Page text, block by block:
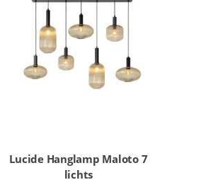
Lucide Hanglamp Maloto 7
lichts